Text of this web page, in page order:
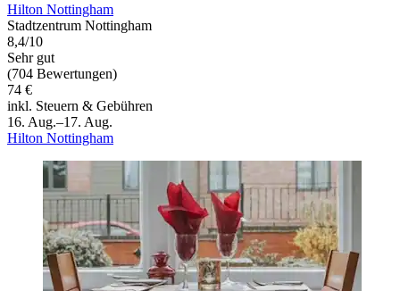
Hilton Nottingham
Stadtzentrum Nottingham
8,4/10
Sehr gut
(704 Bewertungen)
74 €
inkl. Steuern & Gebühren
16. Aug.–17. Aug.
Hilton Nottingham